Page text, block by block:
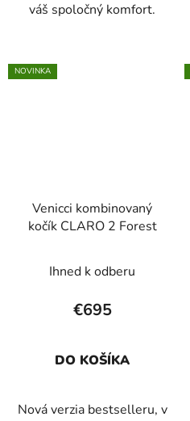
váš spoločný komfort.
NOVINKA
Venicci kombinovaný
kočík CLARO 2 Forest
Ihned k odberu
€695
DO KOŠÍKA
Nová verzia bestselleru, v